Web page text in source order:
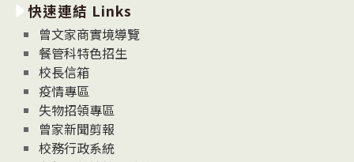
消
息
News
快速連結 Links
曾文家商實境導覽
餐管科特色招生
校長信箱
疫情專區
失物招領專區
曾家新聞剪報
校務行政系統